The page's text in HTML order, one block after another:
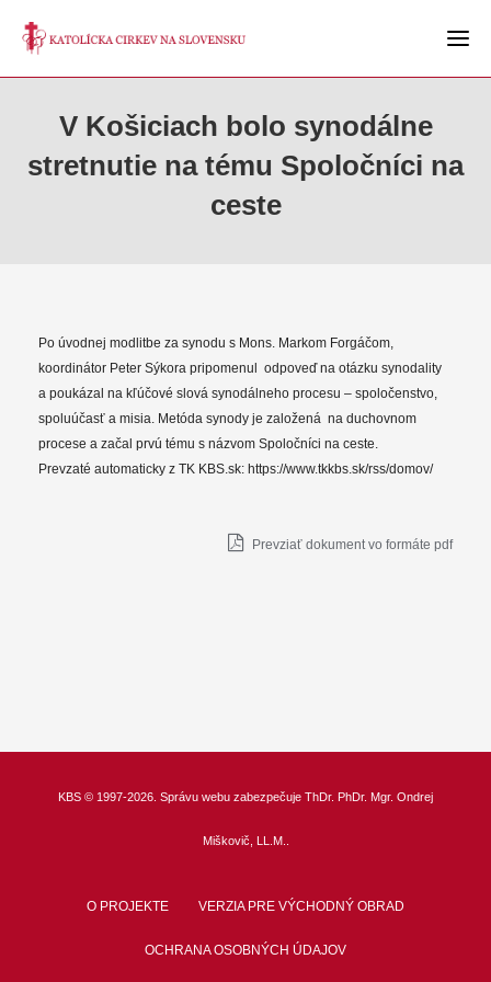
V Košiciach bolo synodálne
stretnutie na tému Spoločníci na
ceste
Po úvodnej modlitbe za synodu s Mons. Markom Forgáčom,
koordinátor Peter Sýkora pripomenul odpoveď na otázku synodality
a poukázal na kľúčové slová synodálneho procesu – spoločenstvo,
spoluúčasť a misia. Metóda synody je založená na duchovnom
procese a začal prvú tému s názvom Spoločníci na ceste.
Prevzaté automaticky z TK KBS.sk: https://www.tkkbs.sk/rss/domov/
Prevziať dokument vo formáte pdf
KBS © 1997-2026. Správu webu zabezpečuje ThDr. PhDr. Mgr. Ondrej
Miškovič, LL.M.
O PROJEKTE VERZIA PRE VÝCHODNÝ OBRAD
OCHRANA OSOBNÝCH ÚDAJOV